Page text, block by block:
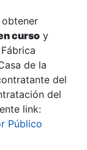
curso y
de la
del
del
link:
Público